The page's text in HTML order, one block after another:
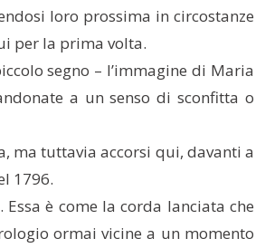
loro prossima in circostanze
per la prima volta.
segno – l’immagine di Maria
a un senso di sconfitta o
ma tuttavia accorsi qui, davanti a
1796.
è come la corda lanciata che
ormai vicine a un momento